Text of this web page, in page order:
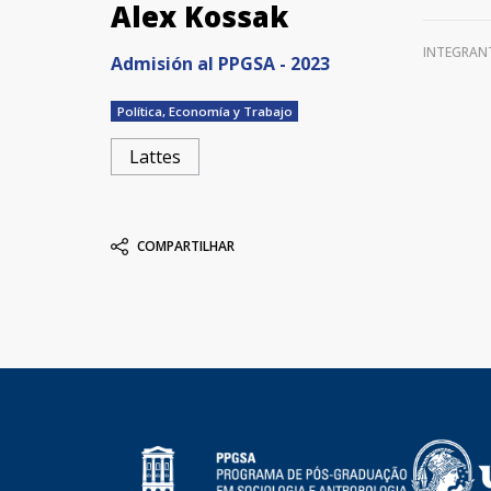
Alex Kossak
Admisión al PPGSA - 2023
Política, Economía y Trabajo
Lattes
COMPARTILHAR